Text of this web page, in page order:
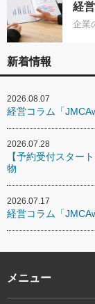
経
企業
新着情報
2026.08.07
経営コラム「
2026.07.28
【予約受付スター
物
2026.07.17
経営コラム「
メニュー